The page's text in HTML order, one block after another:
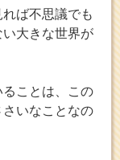
ば不思議でも
大きな世界が
ことは、この
いなことなの